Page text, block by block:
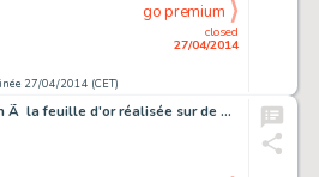
27/04/2014 (CET)
closed
27/04/2014
go premium
Ã la feuille d'or réalisée sur de …